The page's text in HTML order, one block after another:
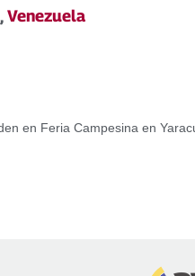
,Venezuela
en Feria Campesina en